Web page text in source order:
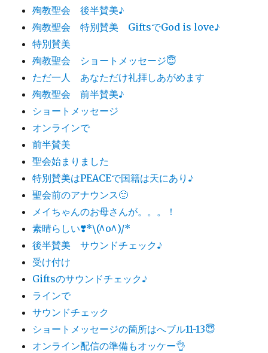
殉教聖会 後半賛美♪
殉教聖会 特別賛美 GiftsでGod is love♪
特別賛美
殉教聖会 ショートメッセージ😇
ただ一人 あなただけ礼拝しあがめます
殉教聖会 前半賛美♪
ショートメッセージ
オンラインで
前半賛美
聖会始まりました
特別賛美はPEACEで国籍は天にあり♪
聖会前のアナウンス🙂
メイちゃんのお母さんが。。。！
素晴らしい❣️*\(^o^)/*
後半賛美 サウンドチェック♪
受け付け
Giftsのサウンドチェック♪
ラインで
サウンドチェック
ショートメッセージの箇所はへブル11-13😇
オンライン配信の準備もオッケー👌